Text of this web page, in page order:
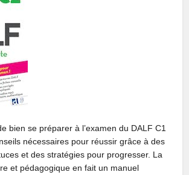
bien se préparer à l’examen du DALF C1
nécessaires pour réussir grâce à des
et des stratégies pour progresser. La
et pédagogique en fait un manuel